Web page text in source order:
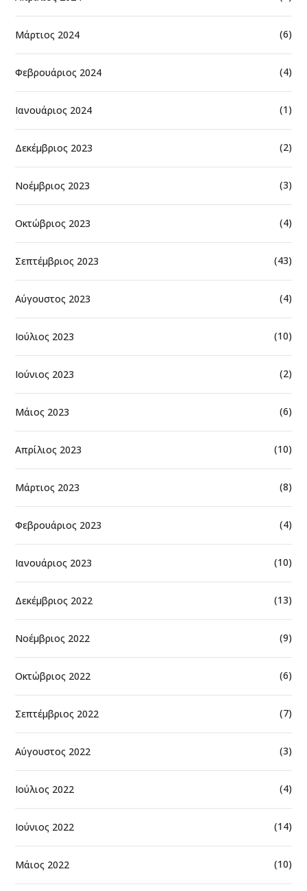
Μάρτιος 2024 (6)
Φεβρουάριος 2024 (4)
Ιανουάριος 2024 (1)
Δεκέμβριος 2023 (2)
Νοέμβριος 2023 (3)
Οκτώβριος 2023 (4)
Σεπτέμβριος 2023 (43)
Αύγουστος 2023 (4)
Ιούλιος 2023 (10)
Ιούνιος 2023 (2)
Μάιος 2023 (6)
Απρίλιος 2023 (10)
Μάρτιος 2023 (8)
Φεβρουάριος 2023 (4)
Ιανουάριος 2023 (10)
Δεκέμβριος 2022 (13)
Νοέμβριος 2022 (9)
Οκτώβριος 2022 (6)
Σεπτέμβριος 2022 (7)
Αύγουστος 2022 (3)
Ιούλιος 2022 (4)
Ιούνιος 2022 (14)
Μάιος 2022 (10)